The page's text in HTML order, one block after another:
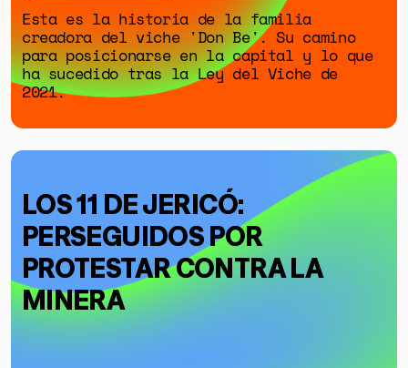
Esta es la historia de la familia
creadora del viche 'Don Be'. Su camino
para posicionarse en la capital y lo que
ha sucedido tras la Ley del Viche de
2021.
LOS 11 DE JERICÓ:
PERSEGUIDOS POR
PROTESTAR CONTRA LA
MINERA